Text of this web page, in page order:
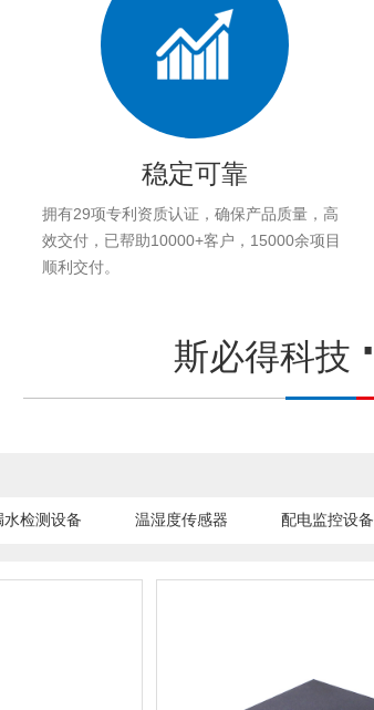
稳定可靠
拥有29项专利资质认证，确保产品质量，高
效交付，已帮助10000+客户，15000余项目
顺利交付。
斯必得科技
水检测设备 温湿度传感器 配电监控设备